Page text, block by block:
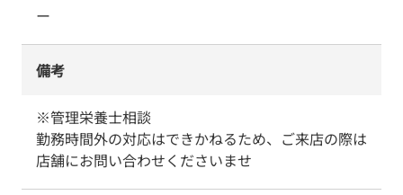
ー
備考
※管理栄養士相談
勤務時間外の対応はできかねるため、ご来店の際は
店舗にお問い合わせくださいませ